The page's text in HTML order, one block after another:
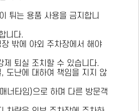
튀는 용품 사용을 금지합니
니다.
밖에 야외 주차장에서 해야
퇴실 조치할 수 있습니다.
도난에 대하여 책임을 지지 않
너타임)으로 하며 다른 방문객